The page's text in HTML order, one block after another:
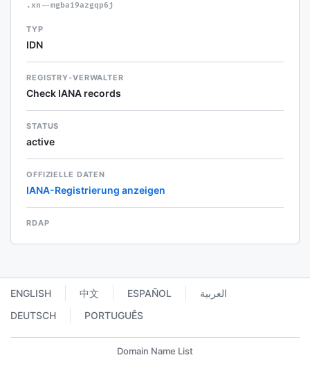
.xn--mgbai9azgqp6j
TYP
IDN
REGISTRY-VERWALTER
Check IANA records
STATUS
active
OFFIZIELLE DATEN
IANA-Registrierung anzeigen
RDAP
ENGLISH 中文 ESPAÑOL
العربية
DEUTSCH
PORTUGUÊS
Domain Name List